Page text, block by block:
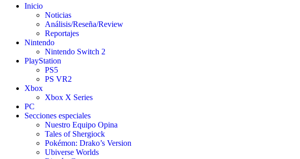
Inicio
Noticias
Análisis/Reseña/Review
Reportajes
Nintendo
Nintendo Switch 2
PlayStation
PS5
PS VR2
Xbox
Xbox X Series
PC
Secciones especiales
Nuestro Equipo Opina
Tales of Shergiock
Pokémon: Drako’s Version
Ubiverse Worlds